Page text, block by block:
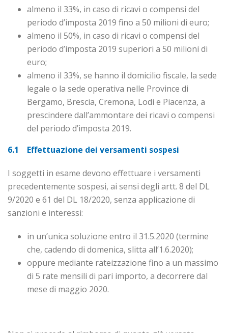
almeno il 33%, in caso di ricavi o compensi del
periodo d’imposta 2019 fino a 50 milioni di euro;
almeno il 50%, in caso di ricavi o compensi del
periodo d’imposta 2019 superiori a 50 milioni di
euro;
almeno il 33%, se hanno il domicilio fiscale, la sede
legale o la sede operativa nelle Province di
Bergamo, Brescia, Cremona, Lodi e Piacenza, a
prescindere dall’ammontare dei ricavi o compensi
del periodo d’imposta 2019.
6.1 Effettuazione dei versamenti sospesi
I soggetti in esame devono effettuare i versamenti
precedentemente sospesi, ai sensi degli artt. 8 del DL
9/2020 e 61 del DL 18/2020, senza applicazione di
sanzioni e interessi:
in un’unica soluzione entro il 31.5.2020 (termine
che, cadendo di domenica, slitta all’1.6.2020);
oppure mediante rateizzazione fino a un massimo
di 5 rate mensili di pari importo, a decorrere dal
mese di maggio 2020.